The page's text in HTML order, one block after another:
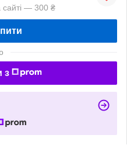
сайті — 300 ₴
з